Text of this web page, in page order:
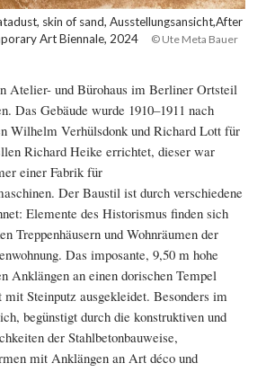
skin of sand, Ausstellungsansicht,After
Art Biennale, 2024
© Ute Meta Bauer
Atelier- und Bürohaus im Berliner Ortsteil
Das Gebäude wurde 1910–1911 nach
Wilhelm Verhülsdonk und Richard Lott für
Richard Heike errichtet, dieser war
einer Fabrik für
Der Baustil ist durch verschiedene
Elemente des Historismus finden sich
Treppenhäusern und Wohnräumen der
Das imposante, 9,50 m hohe
Anklängen an einen dorischen Tempel
mit Steinputz ausgekleidet. Besonders im
begünstigt durch die konstruktiven und
der Stahlbetonbauweise,
mit Anklängen an Art déco und